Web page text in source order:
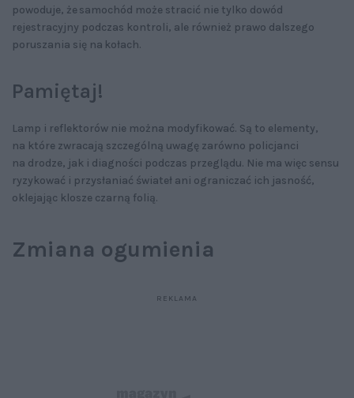
powoduje, że samochód może stracić nie tylko dowód
rejestracyjny podczas kontroli, ale również prawo dalszego
poruszania się na kołach.
Pamiętaj!
Lamp i reflektorów nie można modyfikować. Są to elementy,
na które zwracają szczególną uwagę zarówno policjanci
na drodze, jak i diagności podczas przeglądu. Nie ma więc sensu
ryzykować i przysłaniać świateł ani ograniczać ich jasność,
oklejając klosze czarną folią.
Zmiana ogumienia